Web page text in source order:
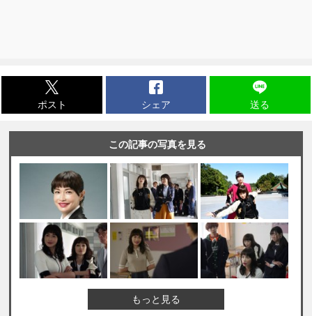
ポスト シェア 送る
この記事の写真を見る
もっと見る